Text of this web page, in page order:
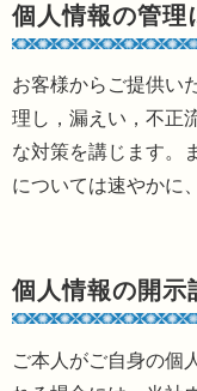
個人情報の管理
お客様からご提供い
理し，漏えい，不正
な対策を講じます。
については速やかに
個人情報の開示
ご本人がご自身の個